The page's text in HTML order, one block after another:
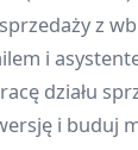
z
i
działu
i buduj